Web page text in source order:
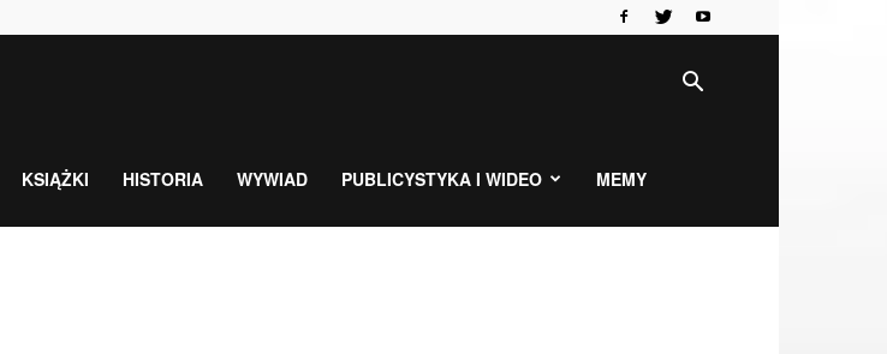
KSIĄŻKI HISTORIA WYWIAD PUBLICYSTYKA I WIDEO MEMY